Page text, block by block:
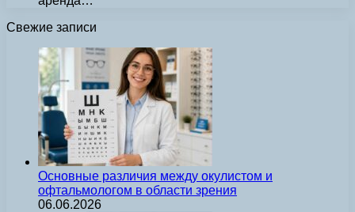
Свежие записи
Основные различия между окулистом и
офтальмологом в области зрения
06.06.2026